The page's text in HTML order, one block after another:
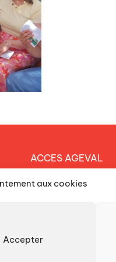
aux cookies
Accepter
ACCES AGEVAL
CONTACTEZ-NOUS